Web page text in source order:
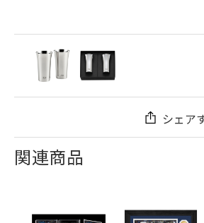
シェア
関連商品